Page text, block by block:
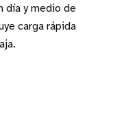
día y medio de
carga rápida